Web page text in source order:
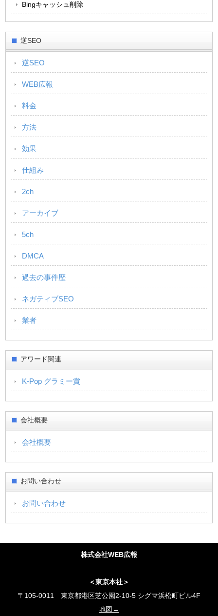
Bingキャッシュ削除
逆SEO
逆SEO
WEB広報
料金
方法
効果
仕組み
2ch
アーカイブ
5ch
DMCA
過去の事件歴
ネガティブSEO
業者
アワード関連
K-Pop グラミー賞
会社概要
会社概要
お問い合わせ
お問い合わせ
株式会社WEB広報
＜東京本社＞
〒105-0011 東京都港区芝公園2-10-5 シグマ浜松町ビル4F
地図→